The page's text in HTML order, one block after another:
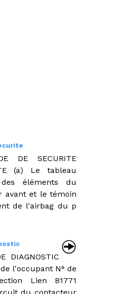
DE SECURITE
(a) Le tableau
éléments du
avant et le témoin
de l'airbag du p
DIAGNOSTIC
l'occupant N° de
Lien B1771